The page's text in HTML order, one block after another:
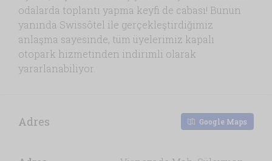
odalarda toplantı yapma keyfi de cabası! Bunun
yanında Swissôtel ile gerçekleştirdiğimiz
anlaşma sayesinde, tüm üyelerimiz kapalı
otopark hizmetinden indirimli olarak
yararlanabiliyor.
Adres Google Maps